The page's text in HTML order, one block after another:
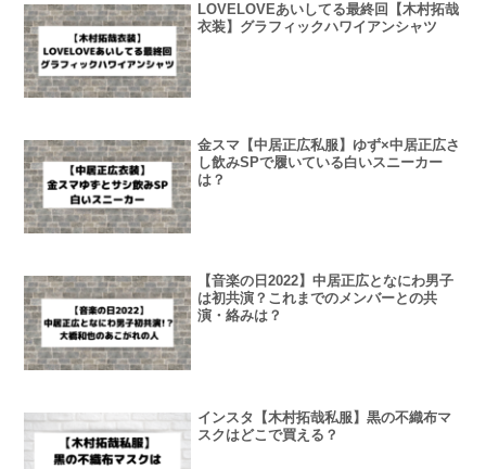
LOVELOVEあいしてる最終回【木村拓哉
衣装】グラフィックハワイアンシャツ
金スマ【中居正広私服】ゆず×中居正広さ
し飲みSPで履いている白いスニーカー
は？
【音楽の日2022】中居正広となにわ男子
は初共演？これまでのメンバーとの共
演・絡みは？
インスタ【木村拓哉私服】黒の不織布マ
スクはどこで買える？